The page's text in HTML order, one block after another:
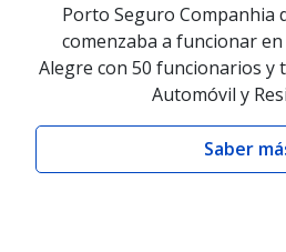
Porto Seguro Companhia
comenzaba a funcionar
Alegre con 50 funcionarios y
Automóvil y
Saber